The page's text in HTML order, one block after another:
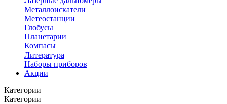
Металлоискатели
Метеостанции
Глобусы
Планетарии
Компасы
Литература
Наборы приборов
Акции
Категории
Категории